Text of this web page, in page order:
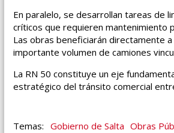
En paralelo, se desarrollan tareas de
críticos que requieren mantenimiento
Las obras beneficiarán directamente
importante volumen de camiones
La RN 50 constituye un eje
estratégico del tránsito comercial
Gobierno de Salta Obras